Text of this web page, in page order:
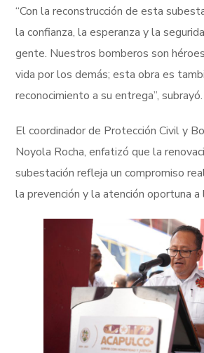
“Con la reconstrucción de esta
la confianza, la esperanza y la
gente. Nuestros bomberos son
vida por los demás; esta obra es
reconocimiento a su entrega”, subrayó.
El coordinador de Protección Civil y
Noyola Rocha, enfatizó que la
subestación refleja un compromiso
la prevención y la atención oportuna a